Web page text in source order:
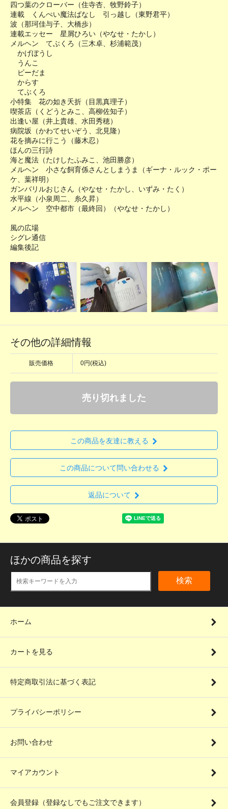
四つ葉のクローバー（住寺杏、牧野鈴子）
連載 くんぺい魔法ばなし 引っ越し（東野君平）
波（那珂佳与子、大橋歩）
連載エッセー 星屑ひろい（やなせ・たかし）
メルヘン てぶくろ（三木卓、杉浦範茂）
かげぼうし
うんこ
ビーだま
からす
てぶくろ
小特集 花の如き夭折（目黒真理子）
喫茶店（くどうとみこ、高柳佐知子）
出逢い屋（井上貴雄、水田秀穂）
病院坂（かわてせいぞう、北見隆）
花を摘みに行こう（藤木忍）
ほんの三行詩
海と魔法（たけしたふみこ、池田勝彦）
メルヘン 小さな飼育係さんとしまうま（ギーナ・ルック・ポー
ケ、葉祥明）
ガンバリルおじさん（やなせ・たかし、いずみ・たく）
水平線（小泉周二、糸久昇）
メルヘン 空中都市（最終回）（やなせ・たかし）
風の広場
シグレ通信
編集後記
その他の詳細情報
販売価格 0円(税込)
売り切れました
この商品を友達に教える
この商品について問い合わせる
返品について
ほかの商品を探す
検索
ホーム
カートを見る
特定商取引法に基づく表記
プライバシーポリシー
お問い合わせ
マイアカウント
会員登録（登録なしでもご注文できます）